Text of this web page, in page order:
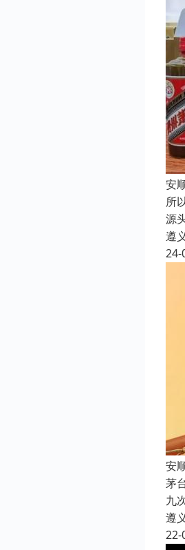
安
所
源
遵
24-
安
茅
九
遵
22-